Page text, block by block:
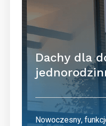
Dachy dla
Nowoczesny,